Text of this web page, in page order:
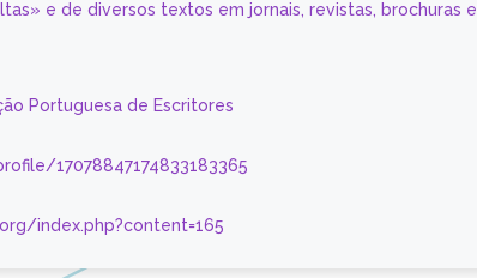
e de diversos textos em jornais, revistas, brochuras e
Portuguesa de Escritores
17078847174833183365
index.php?content=165